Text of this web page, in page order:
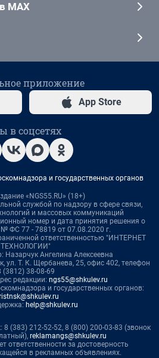
MAX
приложение
App Store
в соцсетях
и государственных органов
«NGS55.RU» (18+)
службой по надзору в сфере связи,
и массовых коммуникаций
номер и дата принятия решения о
ФС 77 - 78819 от 07.08.2020 г.
ответственностью "ИНТЕРНЕТ
ТЕХНОЛОГИИ"
Назарчук Ангелина Алексеевна
ул. Т. К. Щербанева, 25, офис 402, телефон
(3812) 38-08-69
редакции: ngs55@shkulev.ru
и государственных органов:
help@shkulev.ru
(383) 212-52-52, 8 (800) 200-03-83 (звонок
reklamangs@shkulev.ru
ответственности за достоверность
в рекламных объявлениях.